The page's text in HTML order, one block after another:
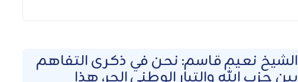
الشيخ نعيم قاسم: نحن في ذكرى التفاهم